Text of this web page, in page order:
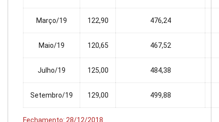
Março/19 122,90 476,24
Maio/19 120,65 467,52
Julho/19 125,00 484,38
Setembro/19 129,00 499,88
Fechamento: 28/12/2018